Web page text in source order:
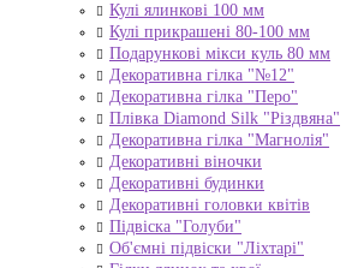
Кулі ялинкові 100 мм
Кулі прикрашені 80-100 мм
Подарункові мікси куль 80 мм
Декоративна гілка "№12"
Декоративна гілка "Перо"
Плівка Diamond Silk "Різдвяна"
Декоративна гілка "Магнолія"
Декоративні віночки
Декоративні будинки
Декоративні головки квітів
Підвіска "Голуби"
Об'ємні підвіски "Ліхтарі"